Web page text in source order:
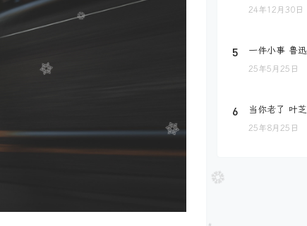
24年12月30日
5 一件小事 鲁迅
25年5月25日
6 当你老了 叶芝
25年8月25日